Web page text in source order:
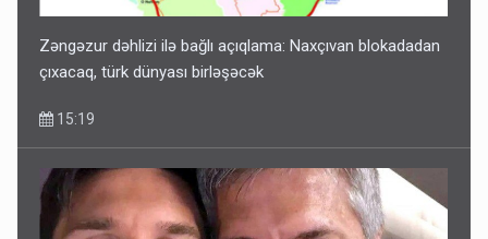
Zəngəzur dəhlizi ilə bağlı açıqlama: Naxçıvan blokadadan
çıxacaq, türk dünyası birləşəcək
15:19